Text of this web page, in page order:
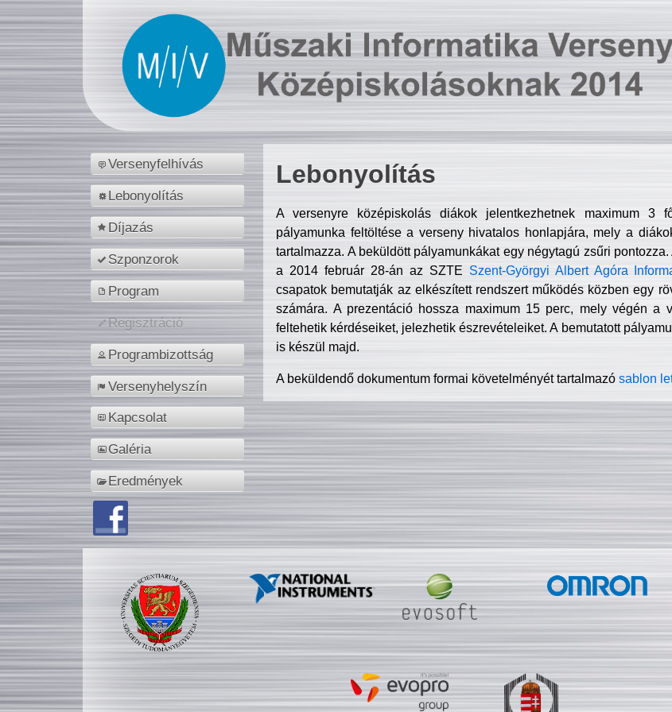
Versenyfelhívás
Lebonyolítás
Díjazás
Szponzorok
Program
Regisztráció
Programbizottság
Versenyhelyszín
Kapcsolat
Galéria
Eredmények
Lebonyolítás
A versenyre középiskolás diákok jelentkezhetnek maximum 3
pályamunka feltöltése a verseny hivatalos honlapjára, mely a
tartalmazza. A beküldött pályamunkákat egy négytagú zsűri
a 2014 február 28-án az SZTE Szent-Györgyi Albert Agóra
csapatok bemutatják az elkészített rendszert működés közben egy
számára. A prezentáció hossza maximum 15 perc, mely végén a
feltehetik kérdéseiket, jelezhetik észrevételeiket. A bemutatott
is készül majd.
A beküldendő dokumentum formai követelményét tartalmazósablon